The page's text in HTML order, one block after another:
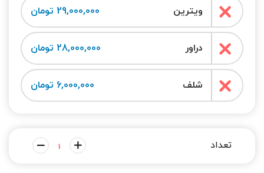
ویترین 29,000,000 تومان
دراور 28,000,000 تومان
شلف 6,000,000 تومان